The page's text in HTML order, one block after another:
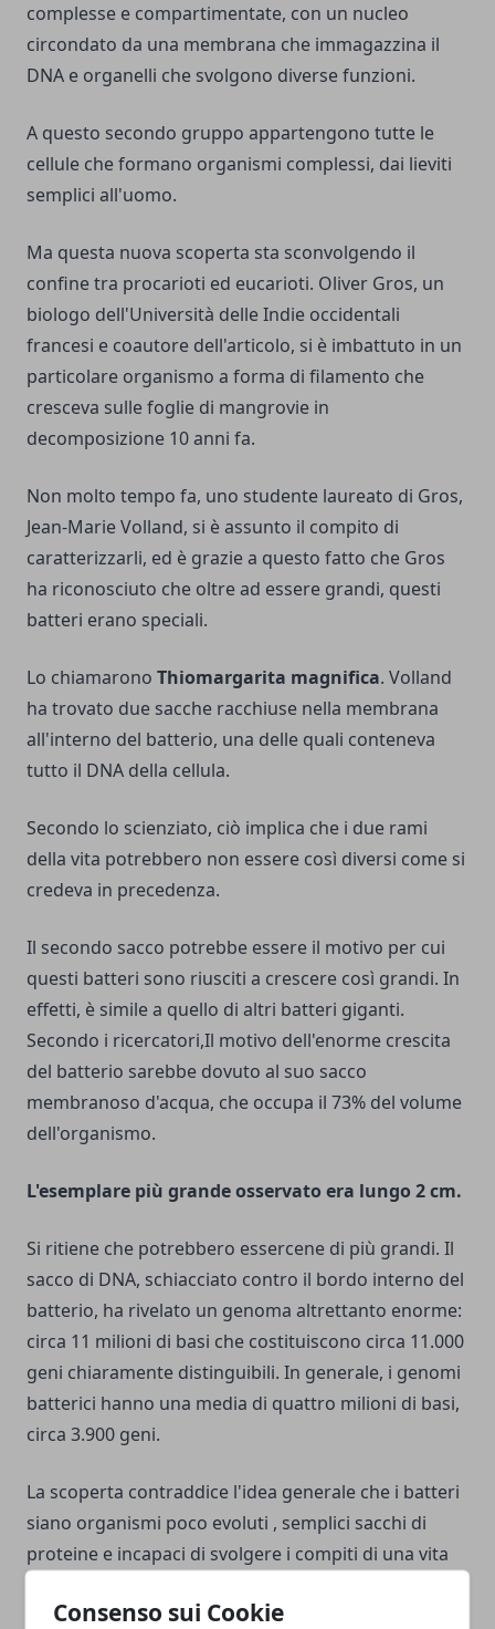
Consenso sui Cookie
complesse e compartimentate, con un nucleo
circondato da una membrana che immagazzina il
DNA e organelli che svolgono diverse funzioni.
A questo secondo gruppo appartengono tutte le
cellule che formano organismi complessi, dai lieviti
semplici all'uomo.
Ma questa nuova scoperta sta sconvolgendo il
confine tra procarioti ed eucarioti. Oliver Gros, un
biologo dell'Università delle Indie occidentali
francesi e coautore dell'articolo, si è imbattuto in un
particolare organismo a forma di filamento che
cresceva sulle foglie di mangrovie in
decomposizione 10 anni fa.
Non molto tempo fa, uno studente laureato di Gros,
Jean-Marie Volland, si è assunto il compito di
caratterizzarli, ed è grazie a questo fatto che Gros
ha riconosciuto che oltre ad essere grandi, questi
batteri erano speciali.
Lo chiamarono Thiomargarita magnifica. Volland
ha trovato due sacche racchiuse nella membrana
all'interno del batterio, una delle quali conteneva
tutto il DNA della cellula.
Secondo lo scienziato, ciò implica che i due rami
della vita potrebbero non essere così diversi come si
credeva in precedenza.
Il secondo sacco potrebbe essere il motivo per cui
questi batteri sono riusciti a crescere così grandi. In
effetti, è simile a quello di altri batteri giganti.
Secondo i ricercatori,Il motivo dell'enorme crescita
del batterio sarebbe dovuto al suo sacco
membranoso d'acqua, che occupa il 73% del volume
dell'organismo.
L'esemplare più grande osservato era lungo 2 cm.
Si ritiene che potrebbero essercene di più grandi. Il
sacco di DNA, schiacciato contro il bordo interno del
batterio, ha rivelato un genoma altrettanto enorme:
circa 11 milioni di basi che costituiscono circa 11.000
geni chiaramente distinguibili. In generale, i genomi
batterici hanno una media di quattro milioni di basi,
circa 3.900 geni.
La scoperta contraddice l'idea generale che i batteri
siano organismi poco evoluti , semplici sacchi di
proteine ​​e incapaci di svolgere i compiti di una vita